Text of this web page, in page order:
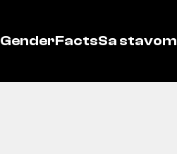
GenderFactsSa stavom